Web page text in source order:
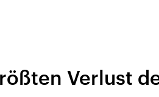
Lage und
Iran
Verlust